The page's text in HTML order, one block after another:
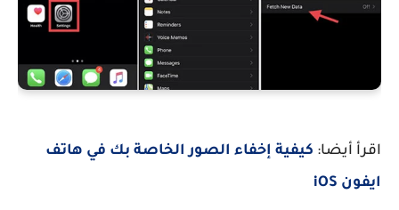
اقرأ أيضا: كيفية إخفاء الصور الخاصة بك في هاتف
ايفون iOS